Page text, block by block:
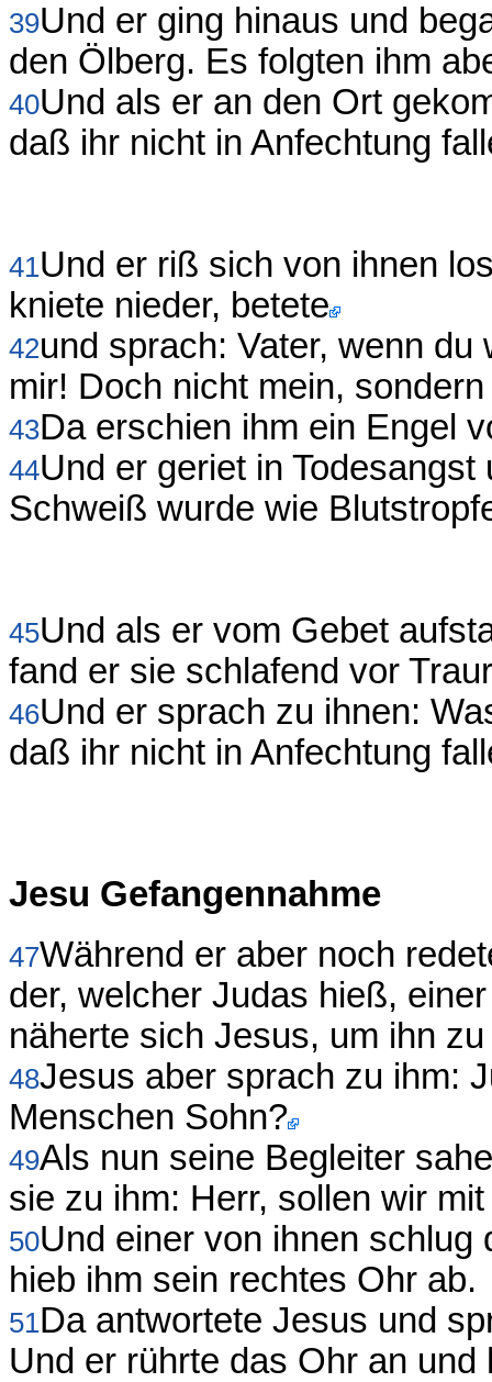
39Und er ging hinaus und
den Ölberg. Es folgten ihm
40Und als er an den Ort
daß ihr nicht in Anfechtung
41Und er riß sich von ihnen
kniete nieder, betete
42und sprach: Vater, wenn
mir! Doch nicht mein,
43Da erschien ihm ein Engel
44Und er geriet in
Schweiß wurde wie
45Und als er vom Gebet
fand er sie schlafend vor
46Und er sprach zu ihnen:
daß ihr nicht in Anfechtung
Jesu Gefangennahme
47Während er aber noch
der, welcher Judas hieß,
näherte sich Jesus, um ihn
48Jesus aber sprach zu ihm:
Menschen Sohn?
49Als nun seine Begleiter
sie zu ihm: Herr, sollen wir
50Und einer von ihnen
hieb ihm sein rechtes Ohr ab.
51Da antwortete Jesus und
Und er rührte das Ohr an und